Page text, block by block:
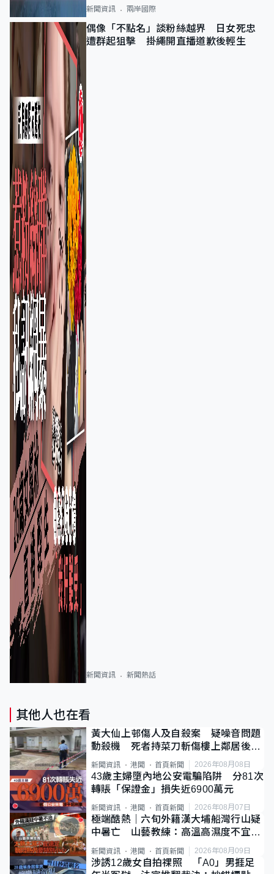
新聞資訊 兩岸國際
偶像「不點名」談粉絲越界 日女死忠
遭群起狙擊 掛繩開直播道歉後輕生
新聞資訊 新聞熱話
其他人也在看
黃大仙上邨傷人及自殺案 疑噪音問題
動殺機 死者持菜刀斬傷樓上鄰居後墮
斃
新聞資訊 港聞 首頁新聞 2026年08月08日
43歲主婦墮內地公安電騙陷阱 分81次
轉賬「保證金」損失近6900萬元
新聞資訊 港聞 首頁新聞 2026年08月07日
極端酷熱｜六旬外籍漢大埔船灣行山疑
中暑亡 山藝教練：高溫高濕度不宜遠
新聞資訊 港聞 首頁新聞 2026年08月09日
涉誘12歲女自拍祼照 「A0」男捱足